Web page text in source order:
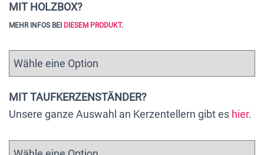
MIT HOLZBOX?
MEHR INFOS BEI DIESEM PRODUKT.
MIT TAUFKERZENSTÄNDER?
Unsere ganze Auswahl an Kerzentellern gibt es hier.